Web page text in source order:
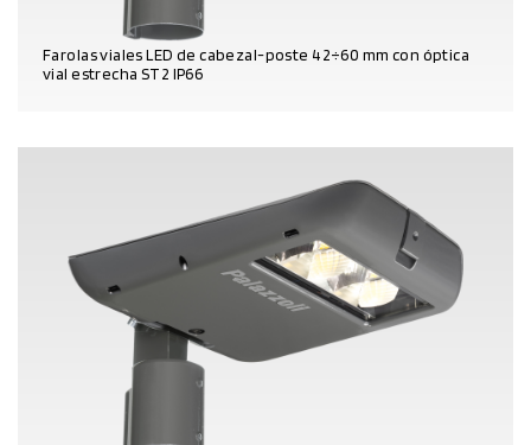
Farolas viales LED de cabezal-poste 42÷60 mm con óptica
vial estrecha ST2 IP66